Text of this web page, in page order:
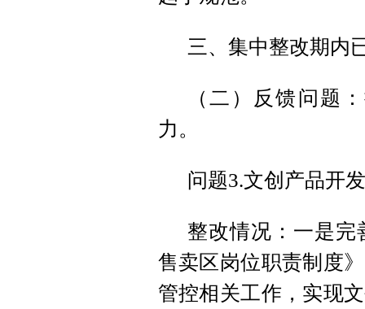
三、集中整改期内
（二）反馈问题
力。
问题3.文创产品开
整改情况：一是
售卖区岗位职责制度
管控相关工作，实现